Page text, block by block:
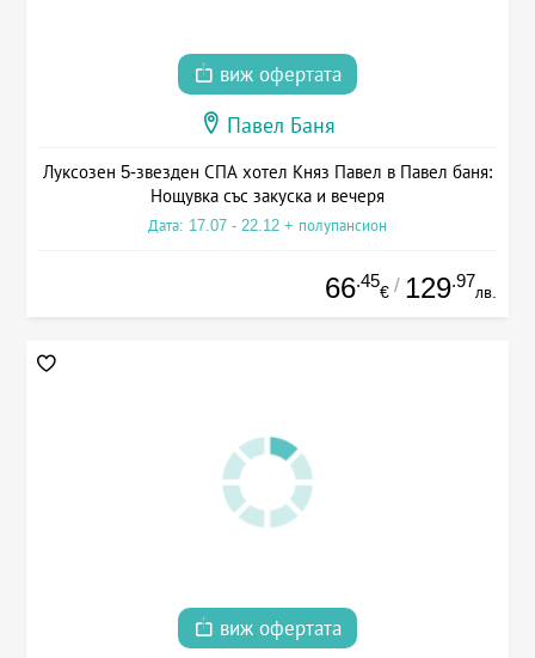
виж офертата
Павел Баня
Луксозен 5-звезден СПА хотел Княз Павел в Павел баня:
Нощувка със закуска и вечеря
Дата: 17.07 - 22.12 + полупансион
66.45
€ / 129.97
лв.
виж офертата